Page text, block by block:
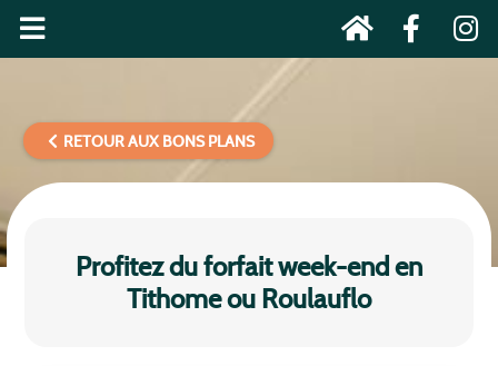
RETOUR AUX BONS PLANS
Profitez du forfait week-end en
Tithome ou Roulauflo